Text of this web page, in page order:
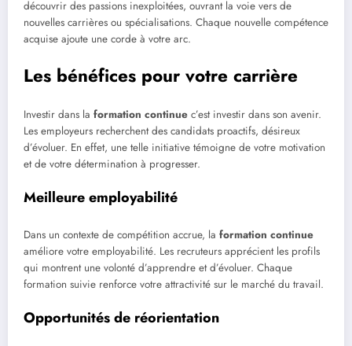
découvrir des passions inexploitées, ouvrant la voie vers de
nouvelles carrières ou spécialisations. Chaque nouvelle compétence
acquise ajoute une corde à votre arc.
Les bénéfices pour votre carrière
Investir dans la formation continue c’est investir dans son avenir.
Les employeurs recherchent des candidats proactifs, désireux
d’évoluer. En effet, une telle initiative témoigne de votre motivation
et de votre détermination à progresser.
Meilleure employabilité
Dans un contexte de compétition accrue, la formation continue
améliore votre employabilité. Les recruteurs apprécient les profils
qui montrent une volonté d’apprendre et d’évoluer. Chaque
formation suivie renforce votre attractivité sur le marché du travail.
Opportunités de réorientation